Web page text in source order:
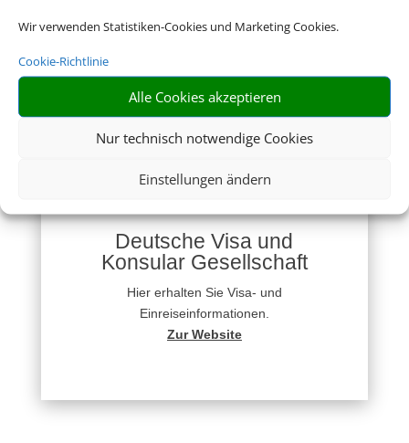
Wir verwenden Statistiken-Cookies und Marketing Cookies.
Cookie-Richtlinie
Alle Cookies akzeptieren
Nur technisch notwendige Cookies
Einstellungen ändern
und einigem mehr.
Deutsche Visa und
Konsular Gesellschaft
Hier erhalten Sie Visa- und
Einreiseinformationen.
Zur Website